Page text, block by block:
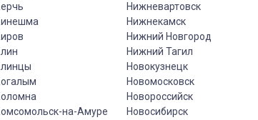
на-Амуре
Нижневартовск
Нижнекамск
Нижний Новгород
Нижний Тагил
Новокузнецк
Новомосковск
Новороссийск
Новосибирск